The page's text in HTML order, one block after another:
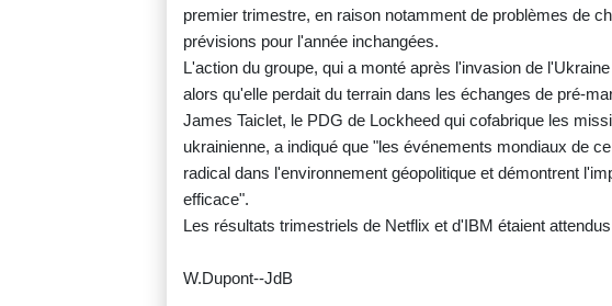
premier trimestre, en raison notamment de problèmes de
prévisions pour l'année inchangées.
L'action du groupe, qui a monté après l'invasion de
alors qu'elle perdait du terrain dans les échanges de pré-
James Taiclet, le PDG de Lockheed qui cofabrique les
ukrainienne, a indiqué que "les événements mondiaux de
radical dans l'environnement géopolitique et démontrent
efficace".
Les résultats trimestriels de Netflix et d'IBM étaient
W.Dupont--JdB